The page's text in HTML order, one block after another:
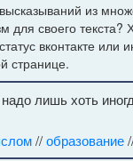
из
своего текста?
вконтакте или
странице.
лишь хоть
//образование